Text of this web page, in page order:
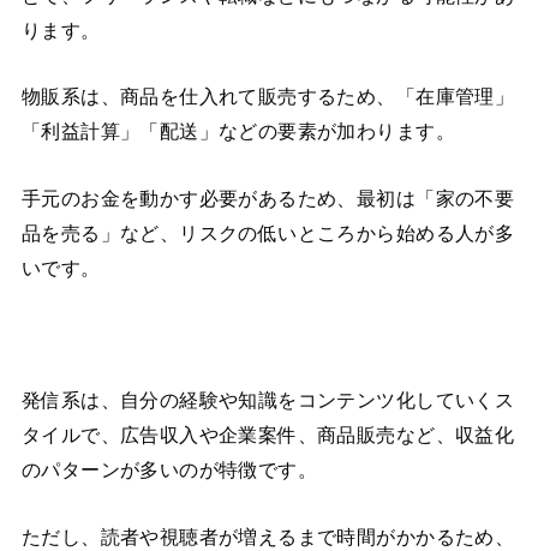
ります。
物販系は、商品を仕入れて販売するため、「在庫管理」
「利益計算」「配送」などの要素が加わります。
手元のお金を動かす必要があるため、最初は「家の不要
品を売る」など、リスクの低いところから始める人が多
いです。
発信系は、自分の経験や知識をコンテンツ化していくス
タイルで、広告収入や企業案件、商品販売など、収益化
のパターンが多いのが特徴です。
ただし、読者や視聴者が増えるまで時間がかかるため、